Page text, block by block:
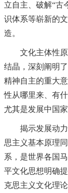
立自主、破解“古
识体系等崭新的
造。
文化主体性原
结晶，深刻阐明
精神自主的重大
性从哪里来、有
尤其是发展中国
揭示发展动力
思主义基本原理
系，是世界各国
平文化思想明确
克思主义文化理